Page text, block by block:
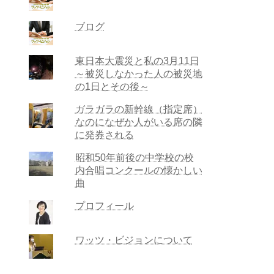
ブログ
東日本大震災と私の3月11日
～被災しなかった人の被災地
の1日とその後～
ガラガラの新幹線（指定席）
なのになぜか人がいる席の隣
に発券される
昭和50年前後の中学校の校
内合唱コンクールの懐かしい
曲
プロフィール
ワッツ・ビジョンについて